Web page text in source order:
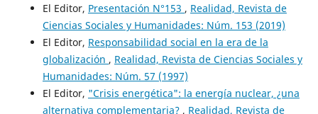
El Editor, Presentación N°153 , Realidad, Revista de
Ciencias Sociales y Humanidades: Núm. 153 (2019)
El Editor, Responsabilidad social en la era de la
globalización , Realidad, Revista de Ciencias Sociales y
Humanidades: Núm. 57 (1997)
El Editor, "Crisis energética": la energía nuclear, ¿una
alternativa complementaria? , Realidad, Revista de